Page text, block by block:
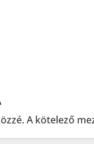
A kötelező